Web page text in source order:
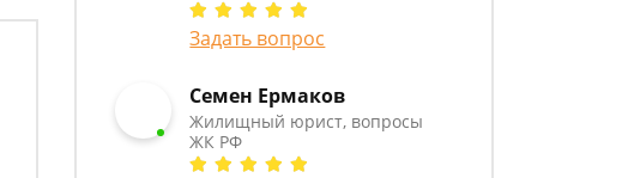
Задать вопрос
Семен Ермаков
Жилищный юрист, вопросы
ЖК РФ